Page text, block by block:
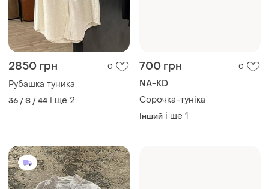
2850 грн 0
Рубашка туника
36 / S / 44 і ще 2
700 грн 0
NA-KD
Сорочка-туніка
Інший і ще 1